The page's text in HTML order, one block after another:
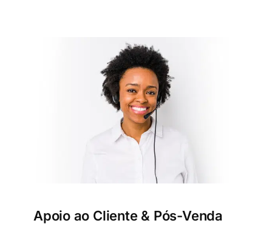
Apoio ao Cliente & Pós-Venda